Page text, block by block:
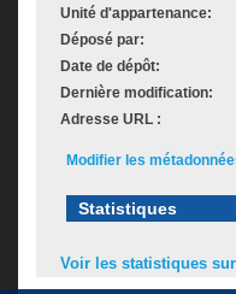
Unité d'appartenance:
Déposé par:
Date de dépôt:
Dernière modification:
Adresse URL :
Modifier les
Statistiques
Voir les statistiques